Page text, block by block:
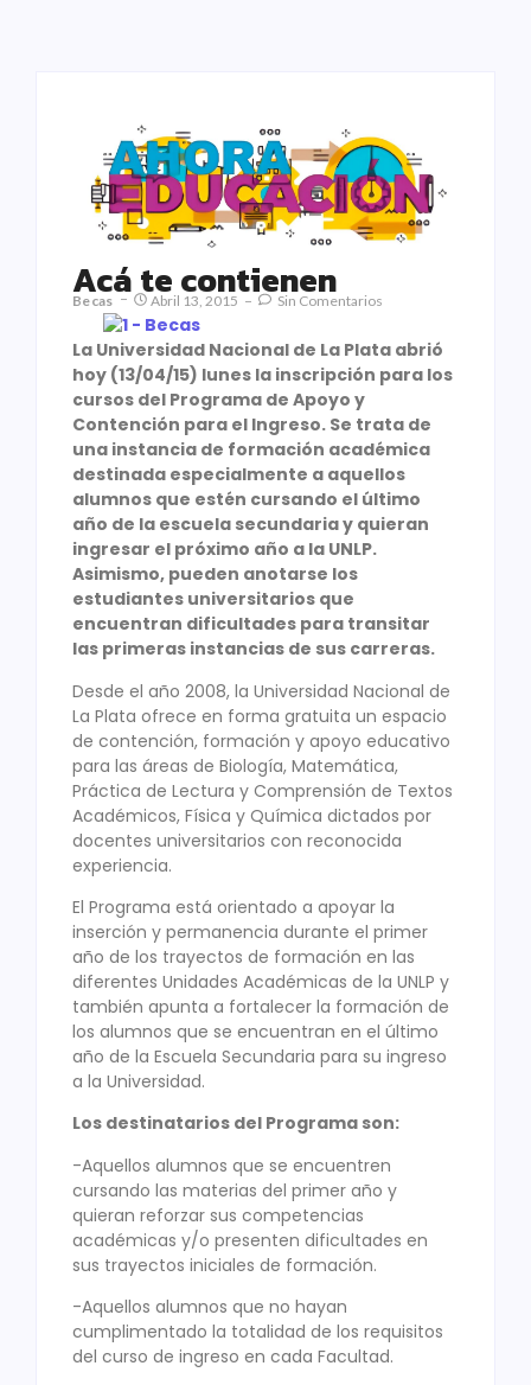
Acá te contienen
Becas Abril 13, 2015 Sin Comentarios
La Universidad Nacional de La Plata abrió
hoy (13/04/15) lunes la inscripción para los
cursos del Programa de Apoyo y
Contención para el Ingreso. Se trata de
una instancia de formación académica
destinada especialmente a aquellos
alumnos que estén cursando el último
año de la escuela secundaria y quieran
ingresar el próximo año a la UNLP.
Asimismo, pueden anotarse los
estudiantes universitarios que
encuentran dificultades para transitar
las primeras instancias de sus carreras.
Desde el año 2008, la Universidad Nacional de
La Plata ofrece en forma gratuita un espacio
de contención, formación y apoyo educativo
para las áreas de Biología, Matemática,
Práctica de Lectura y Comprensión de Textos
Académicos, Física y Química dictados por
docentes universitarios con reconocida
experiencia.
El Programa está orientado a apoyar la
inserción y permanencia durante el primer
año de los trayectos de formación en las
diferentes Unidades Académicas de la UNLP y
también apunta a fortalecer la formación de
los alumnos que se encuentran en el último
año de la Escuela Secundaria para su ingreso
a la Universidad.
Los destinatarios del Programa son:
-Aquellos alumnos que se encuentren
cursando las materias del primer año y
quieran reforzar sus competencias
académicas y/o presenten dificultades en
sus trayectos iniciales de formación.
-Aquellos alumnos que no hayan
cumplimentado la totalidad de los requisitos
del curso de ingreso en cada Facultad.